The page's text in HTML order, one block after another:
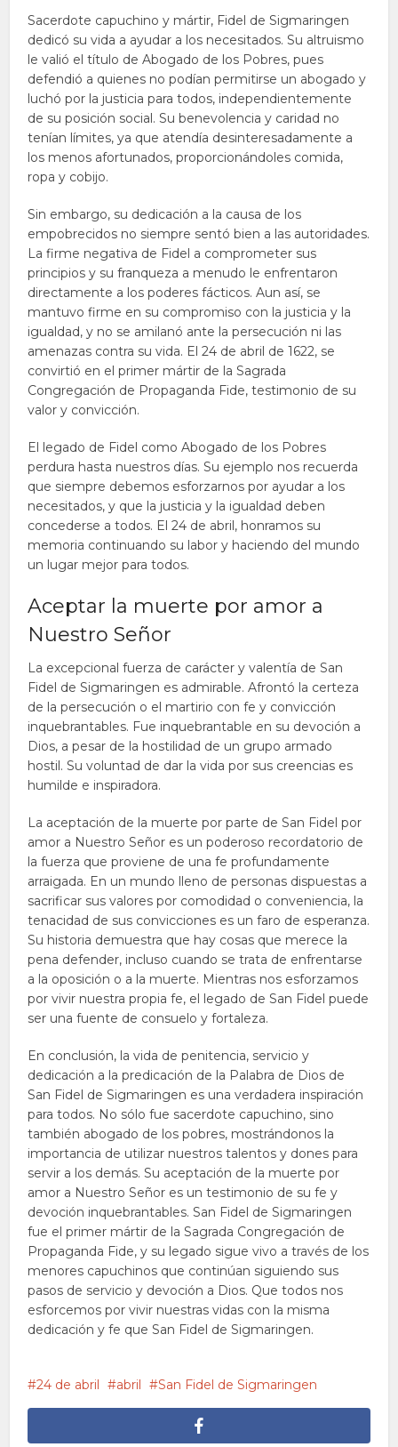
Sacerdote capuchino y mártir, Fidel de Sigmaringen
dedicó su vida a ayudar a los necesitados. Su altruismo
le valió el título de Abogado de los Pobres, pues
defendió a quienes no podían permitirse un abogado y
luchó por la justicia para todos, independientemente
de su posición social. Su benevolencia y caridad no
tenían límites, ya que atendía desinteresadamente a
los menos afortunados, proporcionándoles comida,
ropa y cobijo.
Sin embargo, su dedicación a la causa de los
empobrecidos no siempre sentó bien a las autoridades.
La firme negativa de Fidel a comprometer sus
principios y su franqueza a menudo le enfrentaron
directamente a los poderes fácticos. Aun así, se
mantuvo firme en su compromiso con la justicia y la
igualdad, y no se amilanó ante la persecución ni las
amenazas contra su vida. El 24 de abril de 1622, se
convirtió en el primer mártir de la Sagrada
Congregación de Propaganda Fide, testimonio de su
valor y convicción.
El legado de Fidel como Abogado de los Pobres
perdura hasta nuestros días. Su ejemplo nos recuerda
que siempre debemos esforzarnos por ayudar a los
necesitados, y que la justicia y la igualdad deben
concederse a todos. El 24 de abril, honramos su
memoria continuando su labor y haciendo del mundo
un lugar mejor para todos.
Aceptar la muerte por amor a
Nuestro Señor
La excepcional fuerza de carácter y valentía de San
Fidel de Sigmaringen es admirable. Afrontó la certeza
de la persecución o el martirio con fe y convicción
inquebrantables. Fue inquebrantable en su devoción a
Dios, a pesar de la hostilidad de un grupo armado
hostil. Su voluntad de dar la vida por sus creencias es
humilde e inspiradora.
La aceptación de la muerte por parte de San Fidel por
amor a Nuestro Señor es un poderoso recordatorio de
la fuerza que proviene de una fe profundamente
arraigada. En un mundo lleno de personas dispuestas a
sacrificar sus valores por comodidad o conveniencia, la
tenacidad de sus convicciones es un faro de esperanza.
Su historia demuestra que hay cosas que merece la
pena defender, incluso cuando se trata de enfrentarse
a la oposición o a la muerte. Mientras nos esforzamos
por vivir nuestra propia fe, el legado de San Fidel puede
ser una fuente de consuelo y fortaleza.
En conclusión, la vida de penitencia, servicio y
dedicación a la predicación de la Palabra de Dios de
San Fidel de Sigmaringen es una verdadera inspiración
para todos. No sólo fue sacerdote capuchino, sino
también abogado de los pobres, mostrándonos la
importancia de utilizar nuestros talentos y dones para
servir a los demás. Su aceptación de la muerte por
amor a Nuestro Señor es un testimonio de su fe y
devoción inquebrantables. San Fidel de Sigmaringen
fue el primer mártir de la Sagrada Congregación de
Propaganda Fide, y su legado sigue vivo a través de los
menores capuchinos que continúan siguiendo sus
pasos de servicio y devoción a Dios. Que todos nos
esforcemos por vivir nuestras vidas con la misma
dedicación y fe que San Fidel de Sigmaringen.
24 de abril abril San Fidel de Sigmaringen